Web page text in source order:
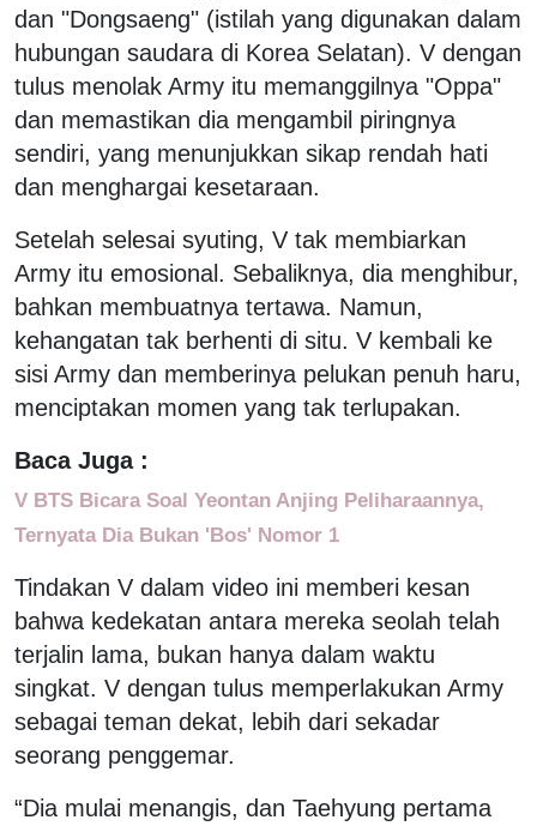
dan "Dongsaeng" (istilah yang digunakan dalam
hubungan saudara di Korea Selatan). V dengan
tulus menolak Army itu memanggilnya "Oppa"
dan memastikan dia mengambil piringnya
sendiri, yang menunjukkan sikap rendah hati
dan menghargai kesetaraan.
Setelah selesai syuting, V tak membiarkan
Army itu emosional. Sebaliknya, dia menghibur,
bahkan membuatnya tertawa. Namun,
kehangatan tak berhenti di situ. V kembali ke
sisi Army dan memberinya pelukan penuh haru,
menciptakan momen yang tak terlupakan.
Baca Juga :
V BTS Bicara Soal Yeontan Anjing Peliharaannya,
Ternyata Dia Bukan 'Bos' Nomor 1
Tindakan V dalam video ini memberi kesan
bahwa kedekatan antara mereka seolah telah
terjalin lama, bukan hanya dalam waktu
singkat. V dengan tulus memperlakukan Army
sebagai teman dekat, lebih dari sekadar
seorang penggemar.
“Dia mulai menangis, dan Taehyung pertama